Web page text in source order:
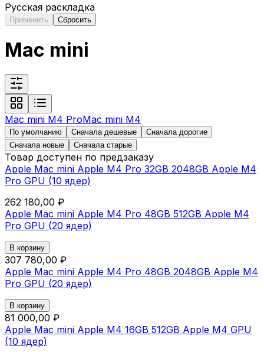
Русская раскладка
Применить Сбросить
Mac mini
Mac mini M4 ProMac mini M4
По умолчанию Сначала дешевые
Сначала дорогие
Сначала новые
Сначала старые
Товар доступен по предзаказу
Apple Mac mini Apple M4 Pro 32GB 2048GB Apple M4
Pro GPU (10 ядер)
262 180,00 ₽
Apple Mac mini Apple M4 Pro 48GB 512GB Apple M4
Pro GPU (20 ядер)
В корзину
307 780,00 ₽
Apple Mac mini Apple M4 Pro 48GB 2048GB Apple M4
Pro GPU (20 ядер)
В корзину
81 000,00 ₽
Apple Mac mini Apple M4 16GB 512GB Apple M4 GPU
(10 ядер)